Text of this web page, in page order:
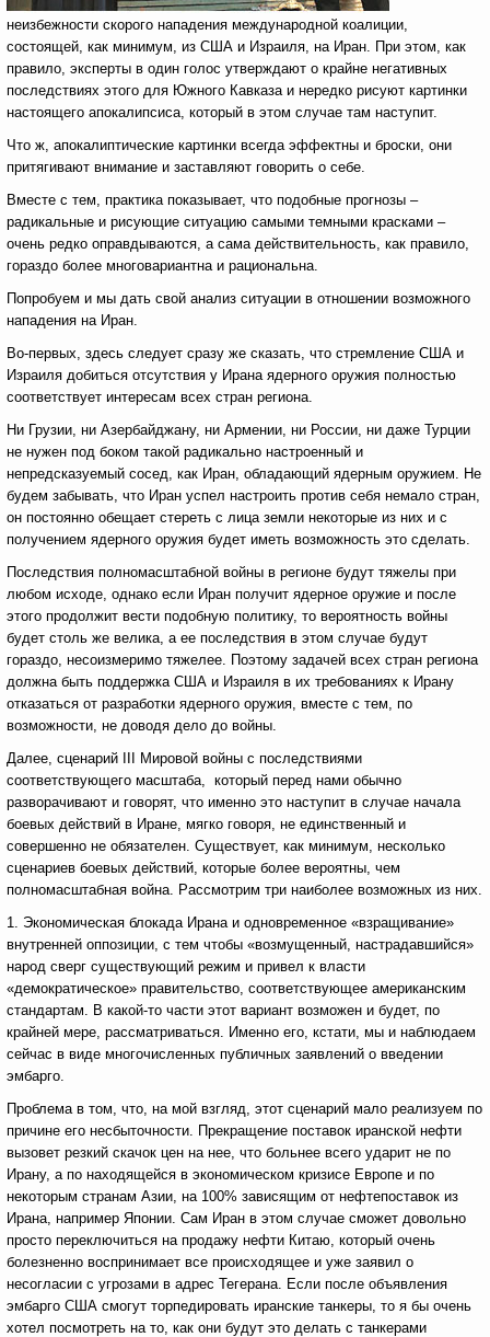
неизбежности скорого нападения международной коалиции,
состоящей, как минимум, из США и Израиля, на Иран. При этом, как
правило, эксперты в один голос утверждают о крайне негативных
последствиях этого для Южного Кавказа и нередко рисуют картинки
настоящего апокалипсиса, который в этом случае там наступит.
Что ж, апокалиптические картинки всегда эффектны и броски, они
притягивают внимание и заставляют говорить о себе.
Вместе с тем, практика показывает, что подобные прогнозы –
радикальные и рисующие ситуацию самыми темными красками –
очень редко оправдываются, а сама действительность, как правило,
гораздо более многовариантна и рациональна.
Попробуем и мы дать свой анализ ситуации в отношении возможного
нападения на Иран.
Во-первых, здесь следует сразу же сказать, что стремление США и
Израиля добиться отсутствия у Ирана ядерного оружия полностью
соответствует интересам всех стран региона.
Ни Грузии, ни Азербайджану, ни Армении, ни России, ни даже Турции
не нужен под боком такой радикально настроенный и
непредсказуемый сосед, как Иран, обладающий ядерным оружием. Не
будем забывать, что Иран успел настроить против себя немало стран,
он постоянно обещает стереть с лица земли некоторые из них и с
получением ядерного оружия будет иметь возможность это сделать.
Последствия полномасштабной войны в регионе будут тяжелы при
любом исходе, однако если Иран получит ядерное оружие и после
этого продолжит вести подобную политику, то вероятность войны
будет столь же велика, а ее последствия в этом случае будут
гораздо, несоизмеримо тяжелее. Поэтому задачей всех стран региона
должна быть поддержка США и Израиля в их требованиях к Ирану
отказаться от разработки ядерного оружия, вместе с тем, по
возможности, не доводя дело до войны.
Далее, сценарий III Мировой войны с последствиями
соответствующего масштаба, который перед нами обычно
разворачивают и говорят, что именно это наступит в случае начала
боевых действий в Иране, мягко говоря, не единственный и
совершенно не обязателен. Существует, как минимум, несколько
сценариев боевых действий, которые более вероятны, чем
полномасштабная война. Рассмотрим три наиболее возможных из них.
1. Экономическая блокада Ирана и одновременное «взращивание»
внутренней оппозиции, с тем чтобы «возмущенный, настрадавшийся»
народ сверг существующий режим и привел к власти
«демократическое» правительство, соответствующее американским
стандартам. В какой-то части этот вариант возможен и будет, по
крайней мере, рассматриваться. Именно его, кстати, мы и наблюдаем
сейчас в виде многочисленных публичных заявлений о введении
эмбарго.
Проблема в том, что, на мой взгляд, этот сценарий мало реализуем по
причине его несбыточности. Прекращение поставок иранской нефти
вызовет резкий скачок цен на нее, что больнее всего ударит не по
Ирану, а по находящейся в экономическом кризисе Европе и по
некоторым странам Азии, на 100% зависящим от нефтепоставок из
Ирана, например Японии. Сам Иран в этом случае сможет довольно
просто переключиться на продажу нефти Китаю, который очень
болезненно воспринимает все происходящее и уже заявил о
несогласии с угрозами в адрес Тегерана. Если после объявления
эмбарго США смогут торпедировать иранские танкеры, то я бы очень
хотел посмотреть на то, как они будут это делать с танкерами